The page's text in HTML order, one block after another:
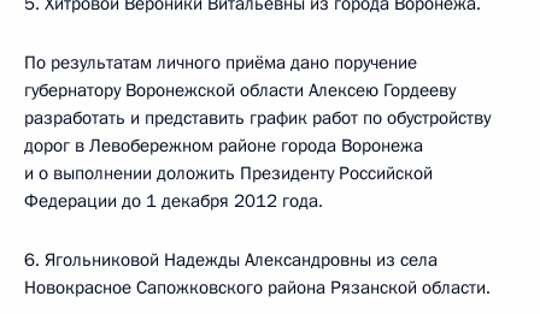
По результатам личного приёма дано поручение
губернатору Воронежской области Алексею Гордееву
разработать и представить график работ по обустройству
дорог в Левобережном районе города Воронежа
и о выполнении доложить Президенту Российской
Федерации до 1 декабря 2012 года.
6. Ягольниковой Надежды Александровны из села
Новокрасное Сапожковского района Рязанской области.